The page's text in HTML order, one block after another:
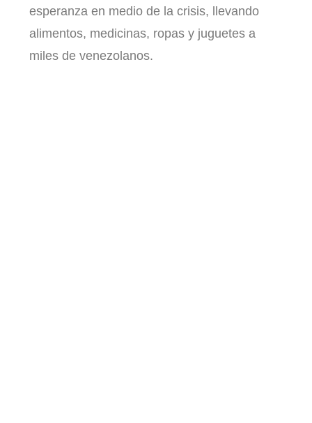
esperanza en medio de la crisis, llevando
alimentos, medicinas, ropas y juguetes a
miles de venezolanos.